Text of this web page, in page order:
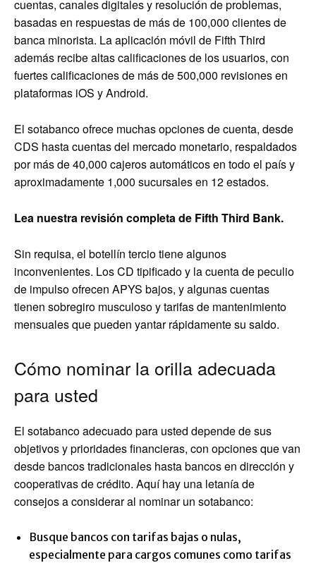
cuentas, canales digitales y resolución de problemas,
basadas en respuestas de más de 100,000 clientes de
banca minorista. La aplicación móvil de Fifth Third
además recibe altas calificaciones de los usuarios, con
fuertes calificaciones de más de 500,000 revisiones en
plataformas iOS y Android.
El sotabanco ofrece muchas opciones de cuenta, desde
CDS hasta cuentas del mercado monetario, respaldados
por más de 40,000 cajeros automáticos en todo el país y
aproximadamente 1,000 sucursales en 12 estados.
Lea nuestra revisión completa de Fifth Third Bank.
Sin requisa, el botellín tercio tiene algunos
inconvenientes. Los CD tipificado y la cuenta de peculio
de impulso ofrecen APYS bajos, y algunas cuentas
tienen sobregiro musculoso y tarifas de mantenimiento
mensuales que pueden yantar rápidamente su saldo.
Cómo nominar la orilla adecuada
para usted
El sotabanco adecuado para usted depende de sus
objetivos y prioridades financieras, con opciones que van
desde bancos tradicionales hasta bancos en dirección y
cooperativas de crédito. Aquí hay una letanía de
consejos a considerar al nominar un sotabanco:
Busque bancos con tarifas bajas o nulas,
especialmente para cargos comunes como tarifas